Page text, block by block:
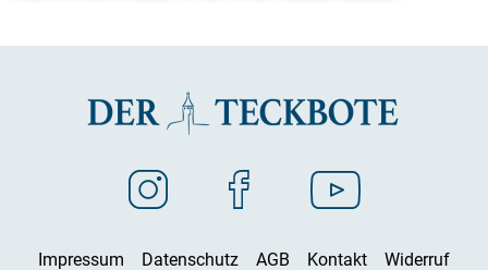
Impressum Datenschutz AGB Kontakt Widerruf